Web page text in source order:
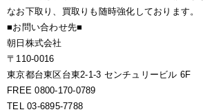
なお下取り、買取りも随時強化しております。
■お問い合わせ先■
朝日株式会社
〒110-0016
東京都台東区台東2-1-3 センチュリービル 6F
FREE 0800-170-0789
TEL 03-6895-7788